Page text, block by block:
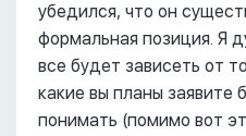
убедился, что он
формальная позиция. Я
все будет зависеть от
какие вы планы заявите
понимать (помимо вот